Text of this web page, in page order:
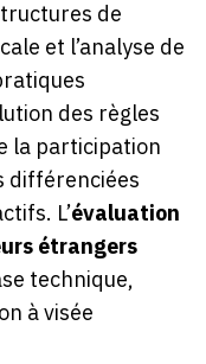
de
et l’analyse de
des règles
la participation
différenciées
L’évaluation
étrangers
technique,
à visée